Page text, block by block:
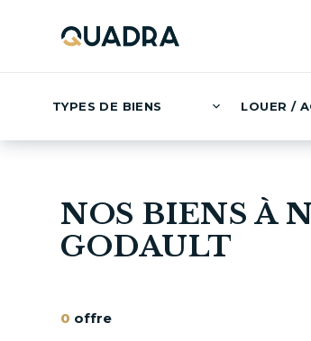
TYPES DE BIENS LOUER /
NOS BIENS À
GODAULT
0 offre